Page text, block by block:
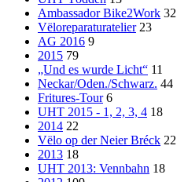
Ambassador Bike2Work 32
Vëloreparaturatelier 23
AG 2016 9
2015 79
„Und es wurde Licht“ 11
Neckar/Oden./Schwarz. 44
Fritures-Tour 6
UHT 2015 - 1, 2, 3, 4 18
2014 22
Vëlo op der Neier Bréck 22
2013 18
UHT 2013: Vennbahn 18